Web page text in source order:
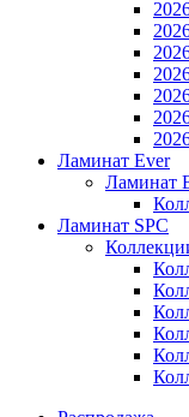
Ламинат Ever
Ламинат
Ламинат SPC